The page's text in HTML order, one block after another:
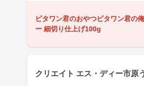
ビタワン君のおやつビタワン君の
ー 細切り仕上げ100g
クリエイト エス・ディー市原